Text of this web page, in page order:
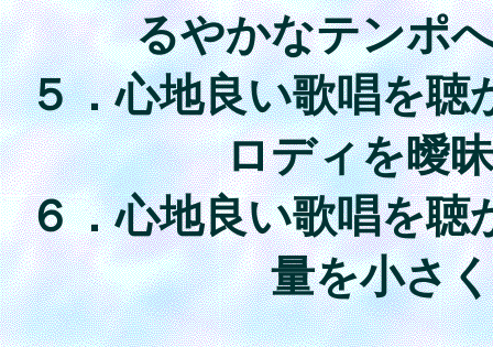
るやかなテンポ
５．心地良い歌唱を聴
ロディを曖
６．心地良い歌唱を聴
量を小さ